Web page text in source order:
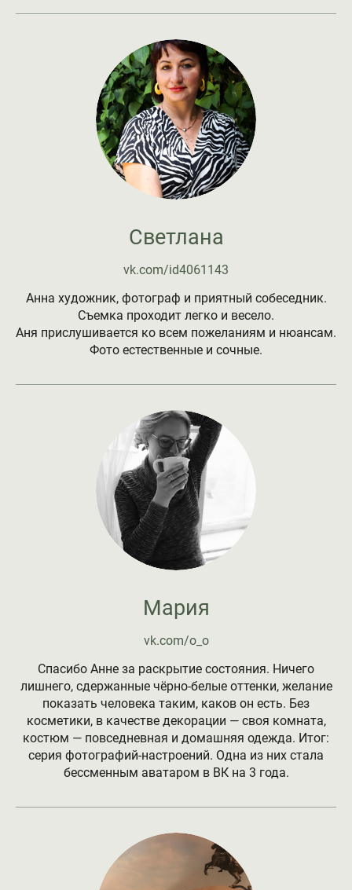
Светлана
vk.com/id4061143
Анна художник, фотограф и приятный собеседник.
Съемка проходит легко и весело.
Аня прислушивается ко всем пожеланиям и нюансам.
Фото естественные и сочные.
Мария
vk.com/o_o
Спасибо Анне за раскрытие состояния. Ничего
лишнего, сдержанные чёрно-белые оттенки, желание
показать человека таким, каков он есть. Без
косметики, в качестве декорации — своя комната,
костюм — повседневная и домашняя одежда. Итог:
серия фотографий-настроений. Одна из них стала
бессменным аватаром в ВК на 3 года.